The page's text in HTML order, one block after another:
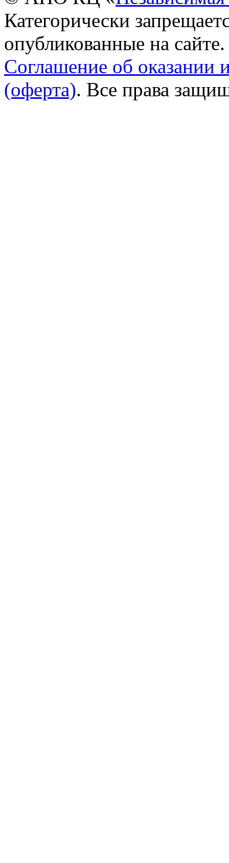
Категорически
опубликованные на сайте.
Соглашение об оказании
(оферта). Все права